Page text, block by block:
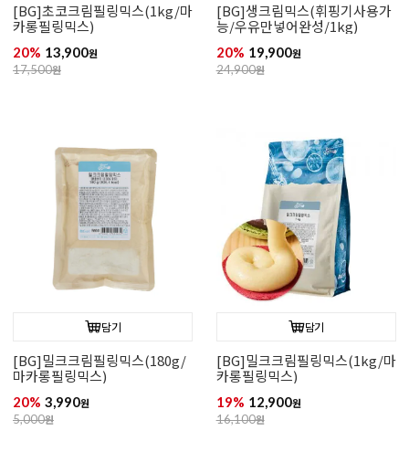
[BG]초코크림필링믹스(1kg/마
카롱필링믹스)
20% 13,900원
17,500원
[BG]생크림믹스(휘핑기사용가
능/우유만넣어완성/1kg)
20% 19,900원
24,900원
담기
[BG]밀크크림필링믹스(180g/
마카롱필링믹스)
20% 3,990원
5,000원
담기
[BG]밀크크림필링믹스(1kg/마
카롱필링믹스)
19% 12,900원
16,100원